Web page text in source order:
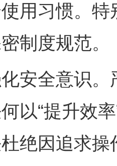
用习惯。
制度规范。
意识。严
以“提升效
绝因追求